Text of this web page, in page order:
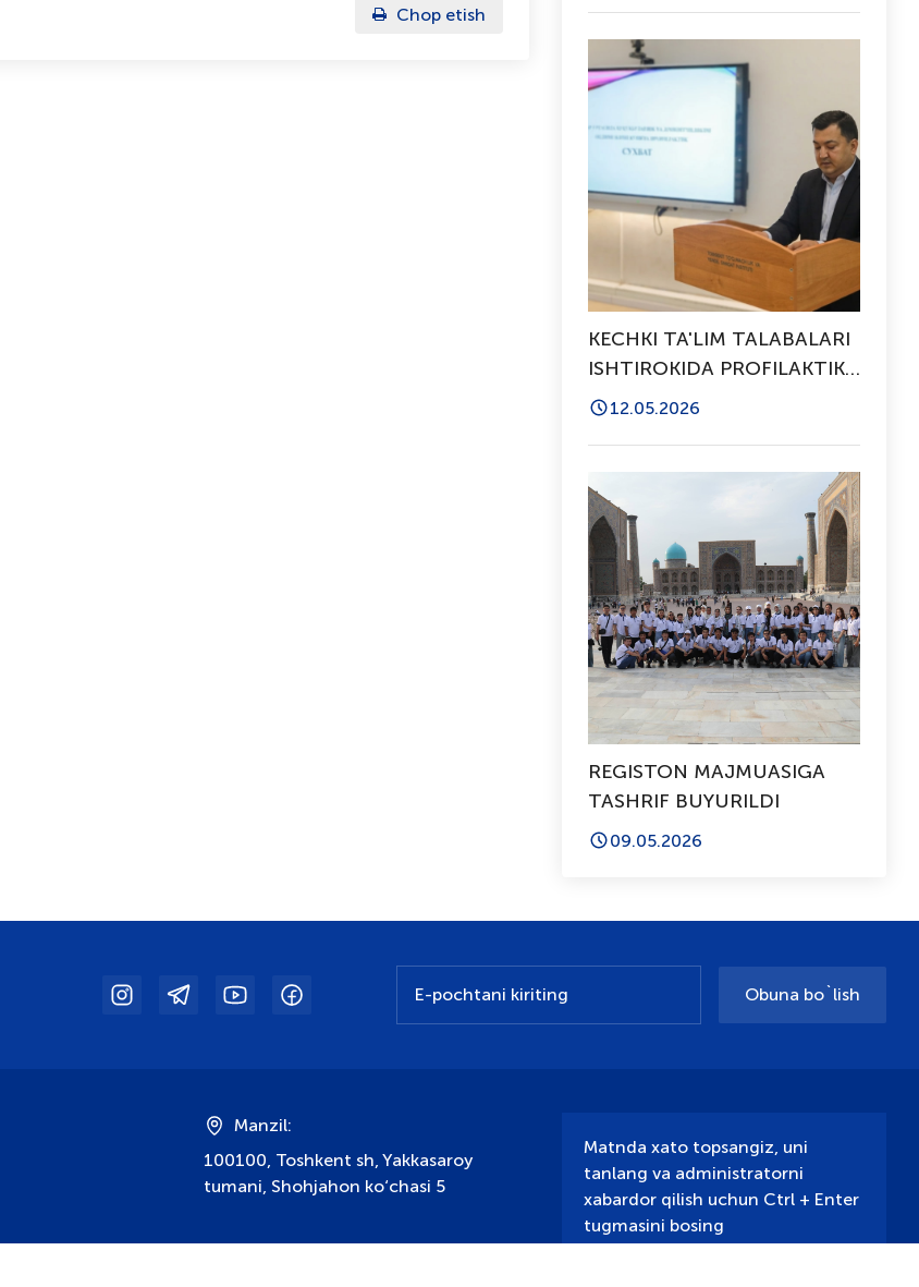
Chop etish
KECHKI TA'LIM TALABALARI
ISHTIROKIDA PROFILAKTIK
SUHBAT O‘TKAZILDI
12.05.2026
REGISTON MAJMUASIGA
TASHRIF BUYURILDI
09.05.2026
Obuna bo`lish
Manzil:
100100, Toshkent sh, Yakkasaroy
tumani, Shohjahon ko‘chasi 5
Matnda xato topsangiz, uni
tanlang va administratorni
xabardor qilish uchun Ctrl + Enter
tugmasini bosing